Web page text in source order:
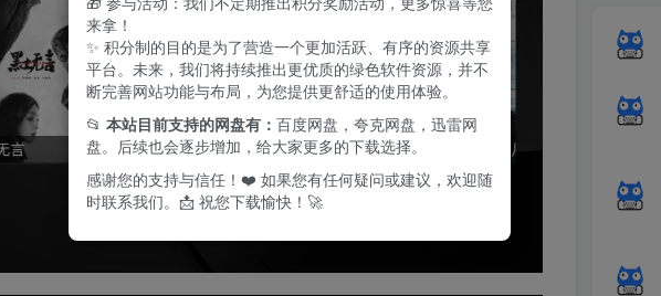
来拿！
✨ 积分制的目的是为了营造一个更加活跃、有序的资源共享
平台。未来，我们将持续推出更优质的绿色软件资源，并不
断完善网站功能与布局，为您提供更舒适的使用体验。
📂 本站目前支持的网盘有： 百度网盘，夸克网盘，迅雷网
盘。后续也会逐步增加，给大家更多的下载选择。
感谢您的支持与信任！❤️ 如果您有任何疑问或建议，欢迎随
时联系我们。📩 祝您下载愉快！🚀